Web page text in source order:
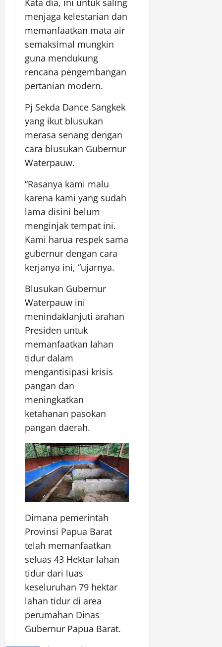
Kata dia, ini untuk saling
menjaga kelestarian dan
memanfaatkan mata air
semaksimal mungkin
guna mendukung
rencana pengembangan
pertanian modern.
Pj Sekda Dance Sangkek
yang ikut blusukan
merasa senang dengan
cara blusukan Gubernur
Waterpauw.
“Rasanya kami malu
karena kami yang sudah
lama disini belum
menginjak tempat ini.
Kami harua respek sama
gubernur dengan cara
kerjanya ini, “ujarnya.
Blusukan Gubernur
Waterpauw ini
menindaklanjuti arahan
Presiden untuk
memanfaatkan lahan
tidur dalam
mengantisipasi krisis
pangan dan
meningkatkan
ketahanan pasokan
pangan daerah.
Dimana pemerintah
Provinsi Papua Barat
telah memanfaatkan
seluas 43 Hektar lahan
tidur dari luas
keseluruhan 79 hektar
lahan tidur di area
perumahan Dinas
Gubernur Papua Barat.